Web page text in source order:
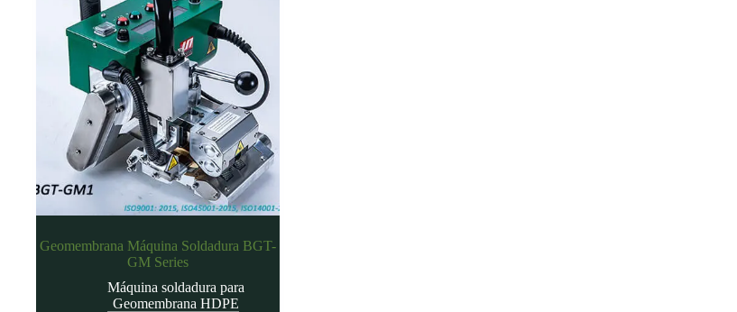
Geomembrana Máquina Soldadura BGT-
GM Series
Máquina soldadura para
Geomembrana HDPE